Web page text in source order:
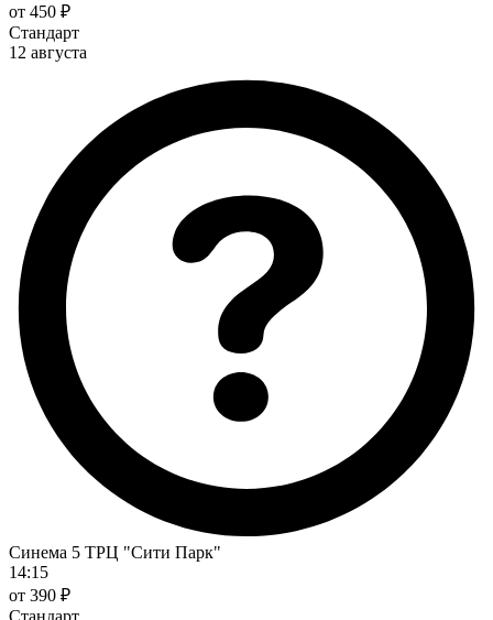
от 450 ₽
Стандарт
12 августа
Синема 5 ТРЦ "Сити Парк"
14:15
от 390 ₽